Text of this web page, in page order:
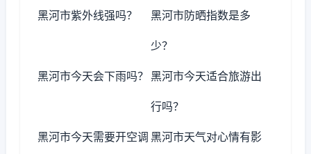
黑河市紫外线强吗？ 黑河市防晒指数是多
少？
黑河市今天会下雨吗？ 黑河市今天适合旅游出
行吗？
黑河市今天需要开空调 黑河市天气对心情有影